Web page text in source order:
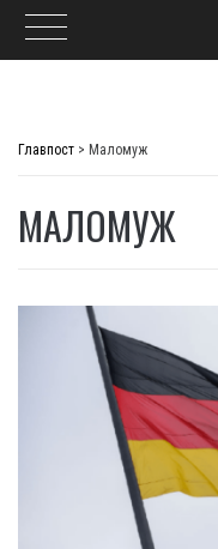
Главпост > Маломуж
МАЛОМУЖ